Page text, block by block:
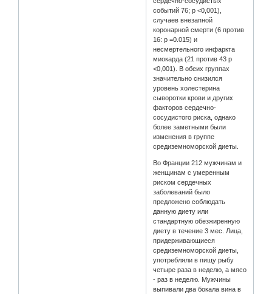
событий 76; р <0,001),
случаев внезапной
коронарной смерти (6 против
16: р =0.015) и
несмертельного инфаркта
миокарда (21 против 43 р
<0,001). В обеих группах
значительно снизился
уровень холестерина
сыворотки крови и других
факторов сердечно-
сосудистого риска, однако
более заметными были
изменения в группе
средиземноморской диеты.
Во Франции 212 мужчинам и
женщинам с умеренным
риском сердечных
заболеваний было
предложено соблюдать
данную диету или
стандартную обезжиренную
диету в течение 3 мес. Лица,
придерживающиеся
средиземноморской диеты,
употребляли в пищу рыбу
четыре раза в неделю, а мясо
- раз в неделю. Мужчины
выпивали два бокала вина в